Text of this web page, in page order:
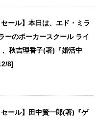
ール】本日は、エド・ミラ
ーのポーカースクール ライ
秋吉理香子(著)『婚活中
8]
ール】田中賢一郎(著)『ゲ